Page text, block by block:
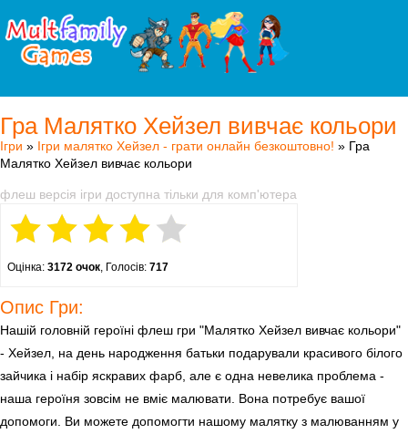
Гра Малятко Хейзел вивчає кольори
Ігри » Ігри малятко Хейзел - грати онлайн безкоштовно! » Гра
Малятко Хейзел вивчає кольори
флеш версія ігри доступна тільки для комп'ютера
Оцінка: 3172 очок, Голосів: 717
Опис Гри:
Нашій головній героїні флеш гри "Малятко Хейзел вивчає кольори"
- Хейзел, на день народження батьки подарували красивого білого
зайчика і набір яскравих фарб, але є одна невелика проблема -
наша героїня зовсім не вміє малювати. Вона потребує вашої
допомоги. Ви можете допомогти нашому малятку з малюванням у